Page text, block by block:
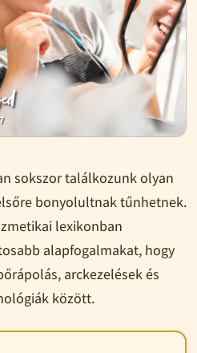
sokszor találkozunk olyan
bonyolultnak tűnhetnek.
lexikonban
alapfogalmakat, hogy
arckezelések és
között.